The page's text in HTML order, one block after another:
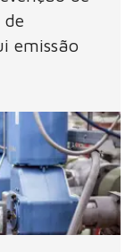
emissão